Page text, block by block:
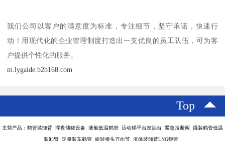
我们公司以客户的满意度为标准，专注细节，坚守承诺，快速行
动！用现代化的企业管理制度打造出一支优良的员工队伍，可为客
户提供个性化的服务。
m.lygaide.b2b168.com
Top
主营产品：鹤管装卸臂 浮盘储罐设备 液氯低温鹤管 活动梯平台发油台 紧急拉断阀 撬装鹤管低温
装卸臂 定量装车鹤管 旋转接头万向节 流体装卸臂LNG鹤管